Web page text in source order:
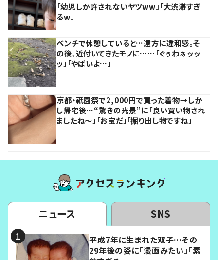
「幼児しか許されないヤツww」「大渋滞すぎ
るw」
ベンチで休憩していると…遠方に違和感。そ
の後、近付いてきたモノに……「ぐぅわぁッッ
ッ」「やばいよ…」
京都・祇園祭で2,000円で買った着物→しか
し帰宅後…“驚きの光景”に「良い買い物され
ましたね～」「お宝だ」「掘り出し物ですね」
ニュース SNS
平成7年に生まれた双子…その
29年後の姿に「漫画みたい」「素